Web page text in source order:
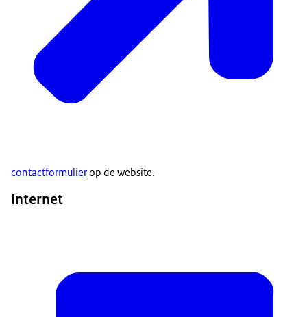
contactformulierop de website.
Internet